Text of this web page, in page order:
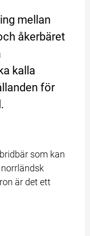
mellan
åkerbäret
kalla
för
som kan
är det ett